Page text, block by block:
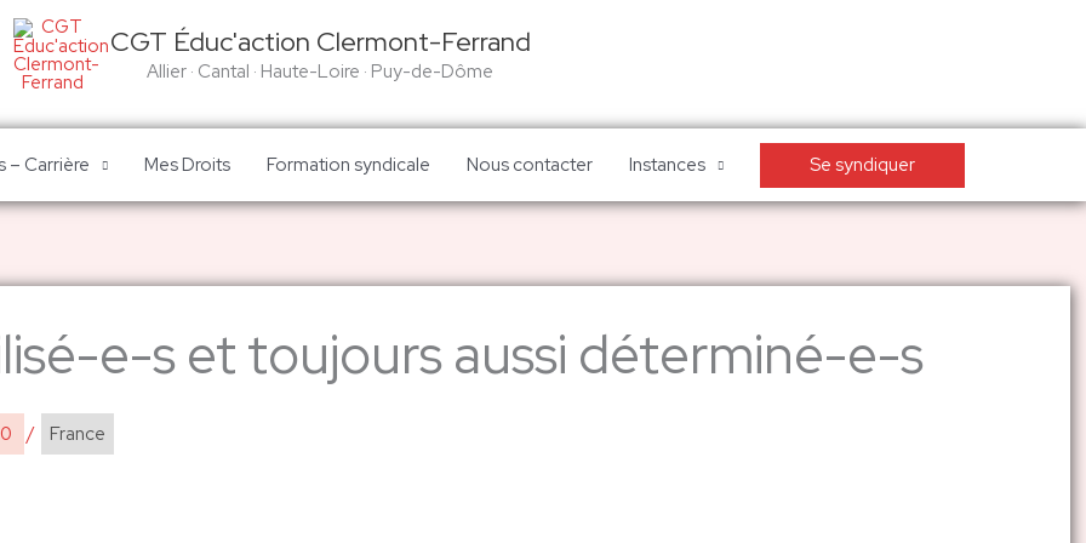
CGT Éduc'action Clermont-Ferrand
Allier · Cantal · Haute-Loire · Puy-de-Dôme
– Carrière Mes Droits Formation syndicale Nous contacter Instances Se syndiquer
e-s et toujours aussi déterminé-e-s
/ France